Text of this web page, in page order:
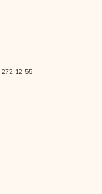
272-12-55